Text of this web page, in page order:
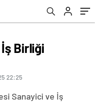
Birliği
22:25
Sanayici ve İş